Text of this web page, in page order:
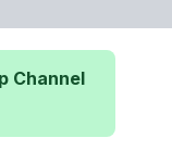
Channel